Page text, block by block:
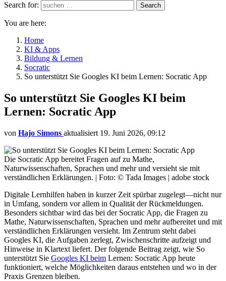
Search for:
Search
You are here:
Home
KI & Apps
Bildung & Lernen
Socratic
So unterstützt Sie Googles KI beim Lernen: Socratic App
So unterstützt Sie Googles KI beim
Lernen: Socratic App
von Hajo Simons aktualisiert 19. Juni 2026, 09:12
Die Socratic App bereitet Fragen auf zu Mathe,
Naturwissenschaften, Sprachen und mehr und versieht sie mit
verständlichen Erklärungen. | Foto: © Tada Images | adobe stock
Digitale Lernhilfen haben in kurzer Zeit spürbar zugelegt—nicht nur
in Umfang, sondern vor allem in Qualität der Rückmeldungen.
Besonders sichtbar wird das bei der Socratic App, die Fragen zu
Mathe, Naturwissenschaften, Sprachen und mehr aufbereitet und mit
verständlichen Erklärungen versieht. Im Zentrum steht dabei
Googles KI, die Aufgaben zerlegt, Zwischenschritte aufzeigt und
Hinweise in Klartext liefert. Der folgende Beitrag zeigt, wie So
unterstützt Sie Googles KI beim Lernen: Socratic App heute
funktioniert, welche Möglichkeiten daraus entstehen und wo in der
Praxis Grenzen bleiben.